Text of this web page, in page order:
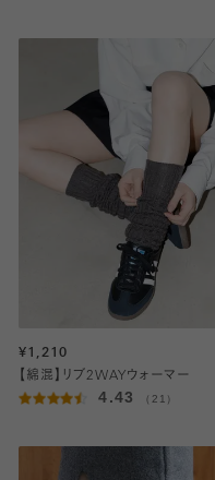
¥1,210
【綿混】リブ2WAYウォーマー
4.43 （21）